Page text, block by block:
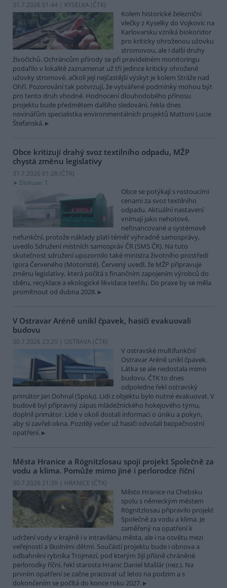
31.7.2026 01:44 | KYSELKA (ČTK)
Kolem historické železniční
vlečky z Kyselky do Vojkovic na
Karlovarsku vzniká biokoridor
pro kriticky ohroženou užovku
stromovou, ale i další druhy
živočichů. Ochráncům přírody se při pravidelném monitoringu
podařilo v lokalitě zaznamenat už tři jedince kriticky ohrožené
užovky stromové, ačkoli její nejčastější výskyt je kolem Stráže nad
Ohří. Pozorování tak potvrzují, že vytvářené podmínky mohou být
pro tento druh vhodné. Hodnocení dlouhodobého přínosu
projektu bude předmětem dalšího sledování, řekla dnes
novinářům specialistka environmentálních projektů Mattoni Lucie
Štefanská.
Obce kritizují drahý svoz textilního odpadu, MŽP
chystá změnu legislativy
31.7.2026 01:28 (ČTK)
Diskuse: 1
Obce se potýkají s rostoucími
cenami za svoz textilního
odpadu. Aktuální nastavení
vnímají jako nehotové,
nefinancované a systémově
nefunkční, protože náklady platí téměř výhradně samosprávy,
uvedlo Sdružení místních samospráv ČR (SMS ČR). Na tuto
skutečnost sdružení upozornilo také ministra životního prostředí
Igora Červeného (Motoristé). Červený uvedl, že MŽP připravuje
změnu legislativy, která počítá s finančním zapojením výrobců do
sběru, recyklace a ekologické likvidace textilu. Do praxe by se měla
promítnout od dubna 2028.
V Ostravar Aréně unikl čpavek, hasiči evakuovali
budovu
30.7.2026 23:20 | OSTRAVA (ČTK)
V ostravské multifunkční
Ostravar Aréně unikl čpavek.
Látka se ale nedostala mimo
budovu. ČTK to dnes
odpoledne řekl ostravský
primátor Jan Dohnal (Spolu). Lidi z objektu bylo nutné evakuovat. V
budově byl přípravný zápas mládežnického hokejového týmu,
doplnil primátor. Lidé v okolí dostali informaci o úniku a pokyn,
aby si zavřeli okna. Později večer už hasiči odvolali bezpečnostní
opatření.
Města Hranice a Rögnitzlosau spojí projekt Společně za
vodu a klima. Pomůže mimo jiné i perlorodce říční
30.7.2026 21:39 | HRANICE (ČTK)
Město Hranice na Chebsku
spolu s německým městem
Rögnitzlosau připravilo projekt
Společně za vodu a klima. Je
zaměřený na opatření k
udržení vody v krajině i v intravilánu města, ale i na osvětu mezi
veřejností a školními dětmi. Součástí projektu bude i obnova a
odbahnění rybníka Trojmezí, pod kterým žijí přísně chráněné
perlorodky říční, řekl starosta Hranic Daniel Mašlár (nez.). Na
prvním opatření se začne pracovat už letos na podzim a s
dokončením se počítá do konce roku 2027.